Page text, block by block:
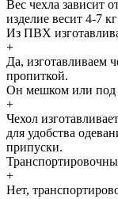
Вес чехла зависит
изделие весит 4-7
Из ПВХ
+
Да, изготавливаем
пропиткой.
Он мешком или под
+
Чехол
для удобства
припуски.
+
Нет,